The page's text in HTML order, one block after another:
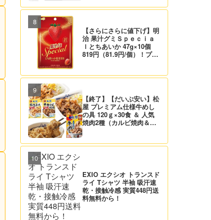
【さらにさらに値下げ】明
治 果汁グミＳｐｅｃｉａ
ｌとちあいか 47g×10個
819円（81.9円/個）！プラ
【終了】【だいぶ安い】松
屋 プレミアム仕様牛めし
の具 120ｇ×30食 ＆ 人気
焼肉2種（カルビ焼肉＆生
料！
EXIO エクシオ トランスド
ライ Tシャツ 半袖 吸汗速
乾・接触冷感 実質448円送
料無料から！